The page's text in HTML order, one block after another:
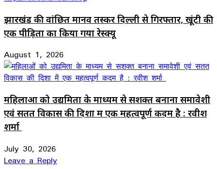
झारखंड की वांछित मानव तस्कर दिल्ली से गिरफ्तार, खूंटी की
एक पीड़िता का किया गया रेस्क्यू
August 1, 2026
महिलाओं को उद्यमिता के माध्यम से सशक्त बनाना समावेशी
एवं सतत विकास की दिशा में एक महत्वपूर्ण कदम है : रवीश
शर्मा
July 30, 2026
Leave a Reply